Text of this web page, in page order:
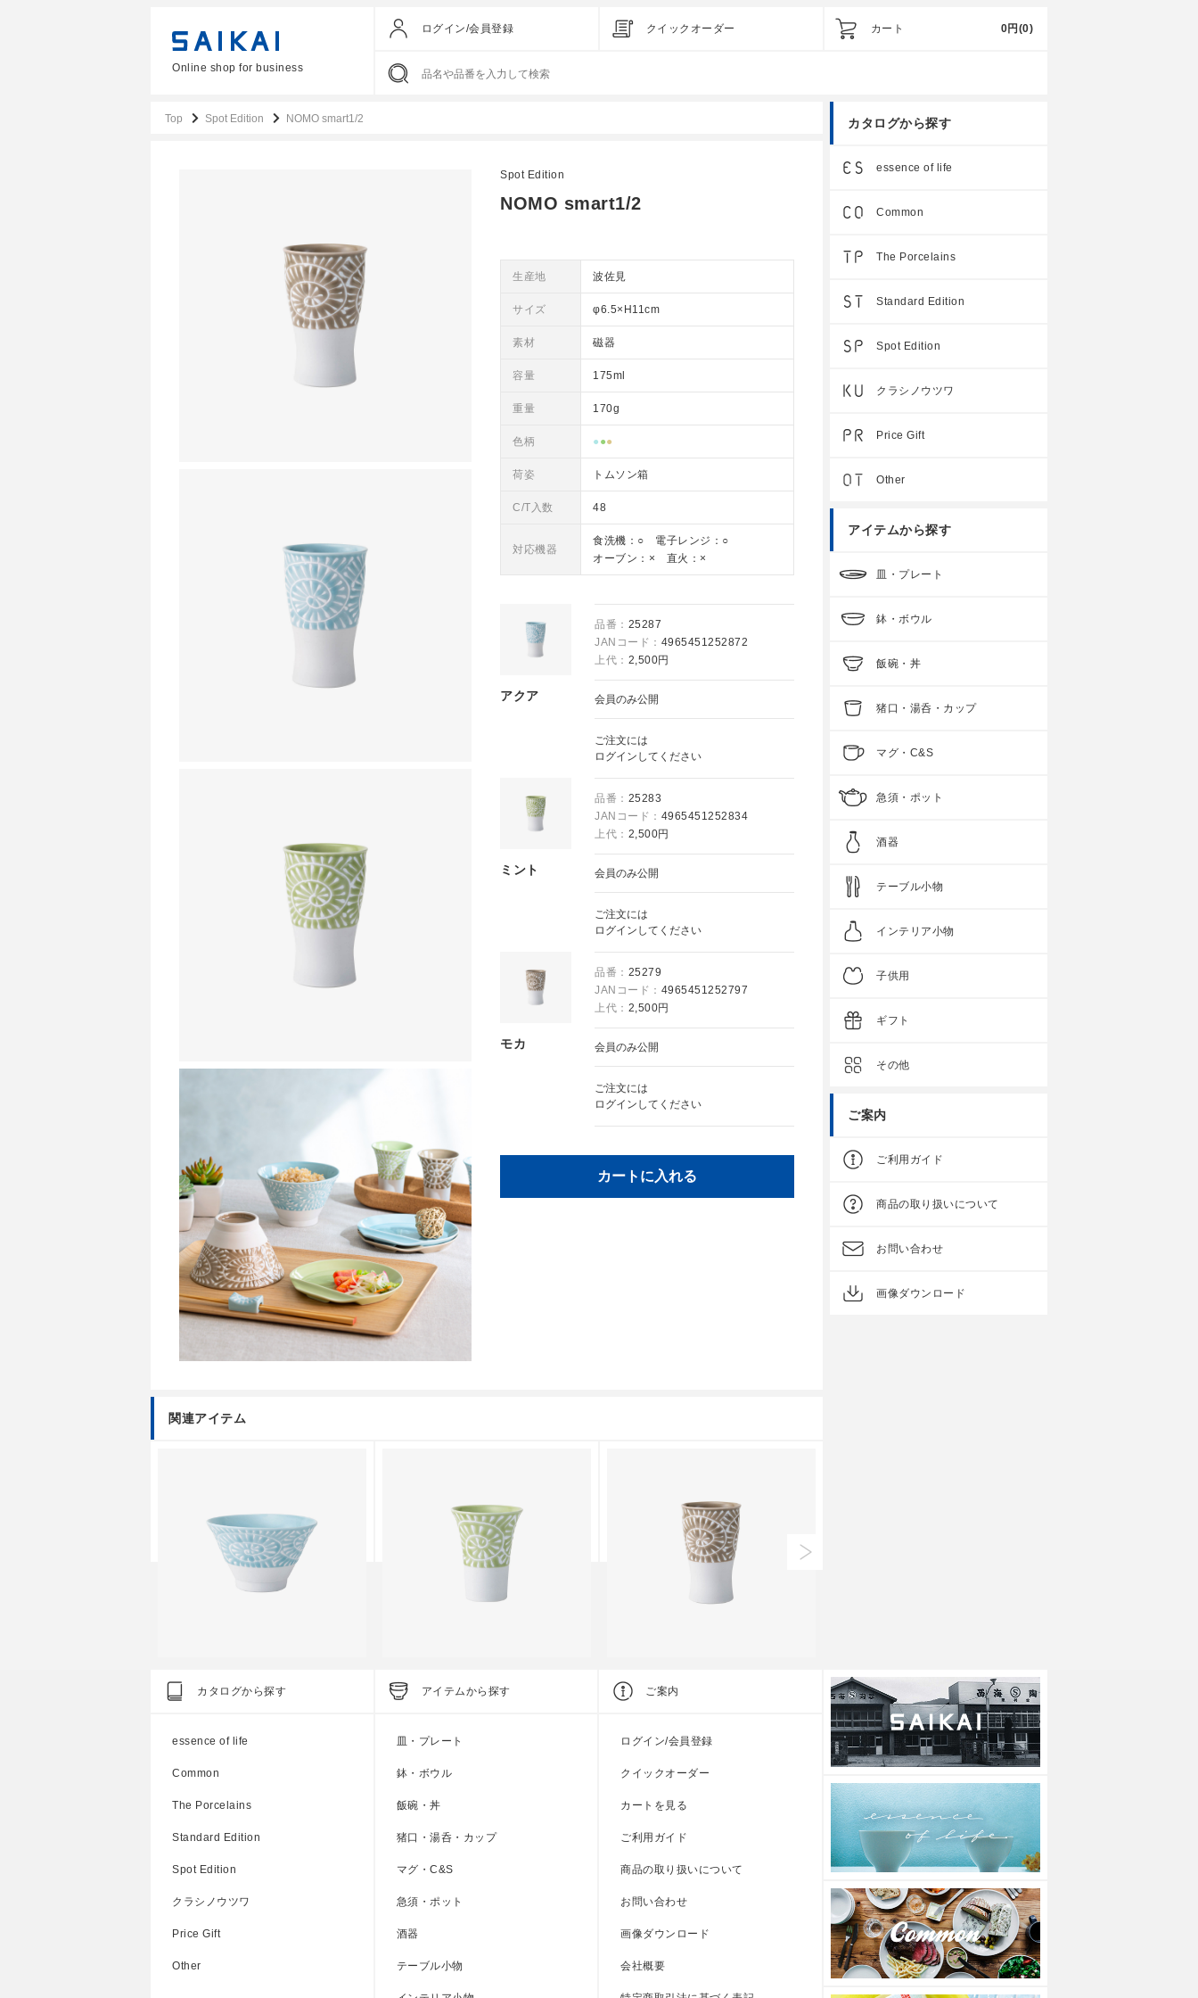
Online shop for business
ログイン/会員登録 クイックオーダー カート 0円 (0)
Top Spot Edition NOMO smart1/2
NOMO smart1/2
Spot Edition
生産地 波佐見
サイズ φ6.5×H11cm
素材 磁器
容量 175ml
重量 170g
色柄 ● ●●
荷姿 トムソン箱
C/T入数 48
対応機器
食洗機：○ 電子レンジ：○
オーブン：× 直火：×
アクア
品番： 25287
JANコード： 4965451252872
上代： 2,500円
会員のみ公開
ご注文には
ログイン してください
ミント
品番： 25283
JANコード： 4965451252834
上代： 2,500円
会員のみ公開
ご注文には
ログイン してください
モカ
品番： 25279
JANコード： 4965451252797
上代： 2,500円
会員のみ公開
ご注文には
ログイン してください
カートに入れる
関連アイテム
NOMO 568碗
NOMO アペリティフ
NOMO smart1/2
Spot Edition
NOMO 箸休め
●●●
上代900円
カタログから探す
essence of life
Common
The Porcelains
Standard Edition
Spot Edition
クラシノウツワ
Price Gift
Other
アイテムから探す
皿・プレート
鉢・ボウル
飯碗・丼
猪口・湯呑・カップ
マグ・C&S
急須・ポット
酒器
テーブル小物
インテリア小物
子供用
ギフト
その他
ご案内
ご利用ガイド
商品の取り扱いについて
お問い合わせ
画像ダウンロード
カタログから探す
essence of life
Common
The Porcelains
Standard Edition
Spot Edition
クラシノウツワ
Price Gift
Other
アイテムから探す
皿・プレート
鉢・ボウル
飯碗・丼
猪口・湯呑・カップ
マグ・C&S
急須・ポット
酒器
テーブル小物
ご案内
ログイン/会員登録
クイックオーダー
カートを見る
ご利用ガイド
商品の取り扱いについて
お問い合わせ
画像ダウンロード
会社概要